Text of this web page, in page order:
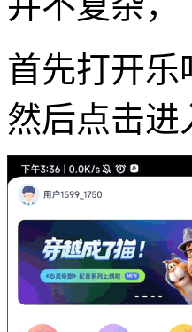
首先打开乐
然后点击进